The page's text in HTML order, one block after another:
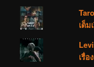
เต็ม
เรื่อ